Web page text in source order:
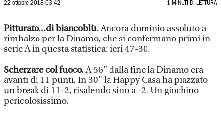
22 ottobre 2018 03:42 1 MINUTI DI LETTURA
Pitturato...di biancoblù.Ancora dominio assoluto a
rimbalzo per la Dinamo, che si confermano primi in
serie A in questa statistica: ieri 47-30.
Scherzare col fuoco.A 56” dalla fine la Dinamo era
avanti di 11 punti. In 30” la Happy Casa ha piazzato
un break di 11-2, risalendo sino a -2. Un giochino
pericolosissimo.